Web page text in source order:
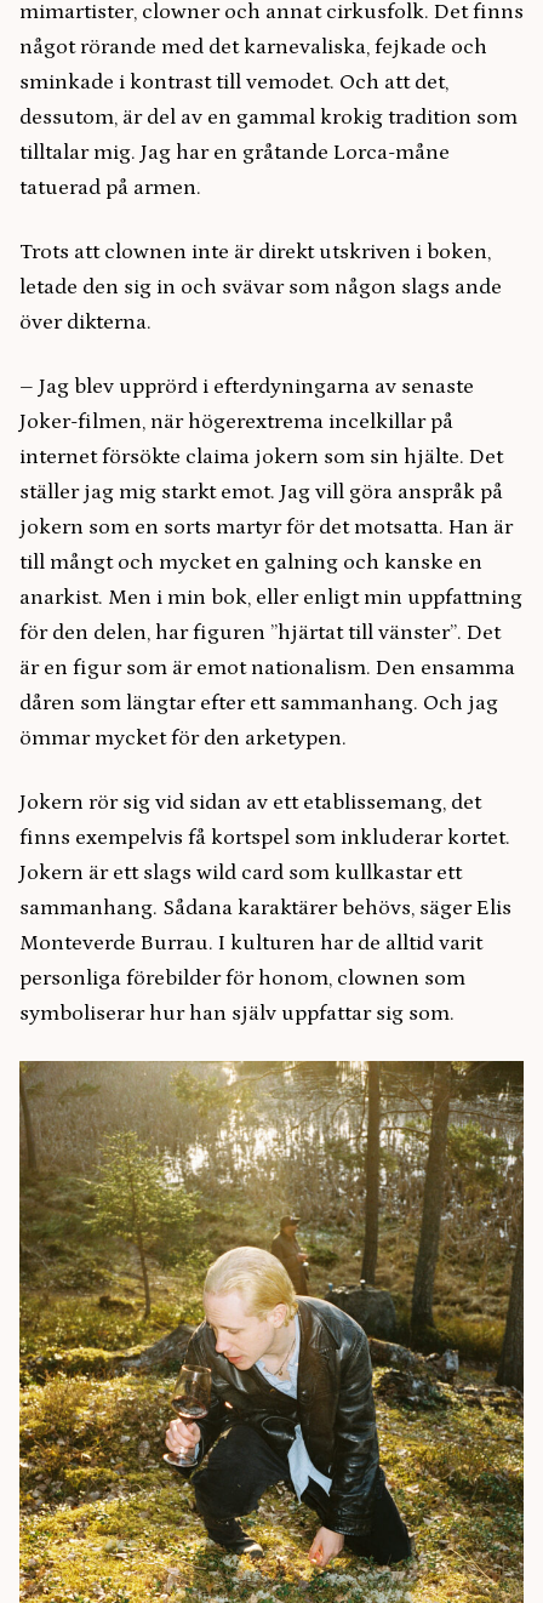
mimartister, clowner och annat cirkusfolk. Det finns
något rörande med det karnevaliska, fejkade och
sminkade i kontrast till vemodet. Och att det,
dessutom, är del av en gammal krokig tradition som
tilltalar mig. Jag har en gråtande Lorca-måne
tatuerad på armen.
Trots att clownen inte är direkt utskriven i boken,
letade den sig in och svävar som någon slags ande
över dikterna.
– Jag blev upprörd i efterdyningarna av senaste
Joker-filmen, när högerextrema incelkillar på
internet försökte claima jokern som sin hjälte. Det
ställer jag mig starkt emot. Jag vill göra anspråk på
jokern som en sorts martyr för det motsatta. Han är
till mångt och mycket en galning och kanske en
anarkist. Men i min bok, eller enligt min uppfattning
för den delen, har figuren ’’hjärtat till vänster’’. Det
är en figur som är emot nationalism. Den ensamma
dåren som längtar efter ett sammanhang. Och jag
ömmar mycket för den arketypen.
Jokern rör sig vid sidan av ett etablissemang, det
finns exempelvis få kortspel som inkluderar kortet.
Jokern är ett slags wild card som kullkastar ett
sammanhang. Sådana karaktärer behövs, säger Elis
Monteverde Burrau. I kulturen har de alltid varit
personliga förebilder för honom, clownen som
symboliserar hur han själv uppfattar sig som.